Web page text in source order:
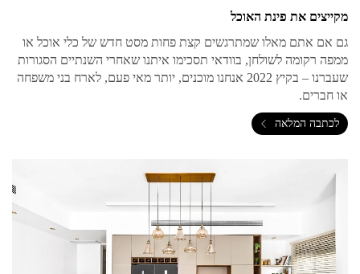
מקייצים את פינת האוכל
גם אם אתם מאלו שמתרגשים קצת פחות מסט חדש של כלי אוכל או
ממפה רקומה לשולחן, בוודאי תסכימו איתנו שאחרי השנתיים הסגורות
שעברנו – בקיץ 2022 אנחנו מוכנים, יותר מאי פעם, לארח בני משפחה
או חברים.
לכתבה המלאה